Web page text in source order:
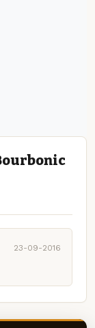
23-09-2016